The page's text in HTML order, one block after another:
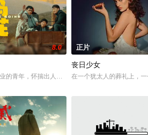
8.0
的青年，怀揣出人头地的梦想，却在大都市屡屡
正片
丧日少女
在一个犹太人的葬礼上，